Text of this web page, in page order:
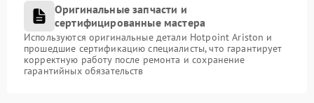
Оригинальные запчасти и
сертифицированные мастера
Используются оригинальные детали Hotpoint Ariston и
прошедшие сертификацию специалисты, что гарантирует
корректную работу после ремонта и сохранение
гарантийных обязательств